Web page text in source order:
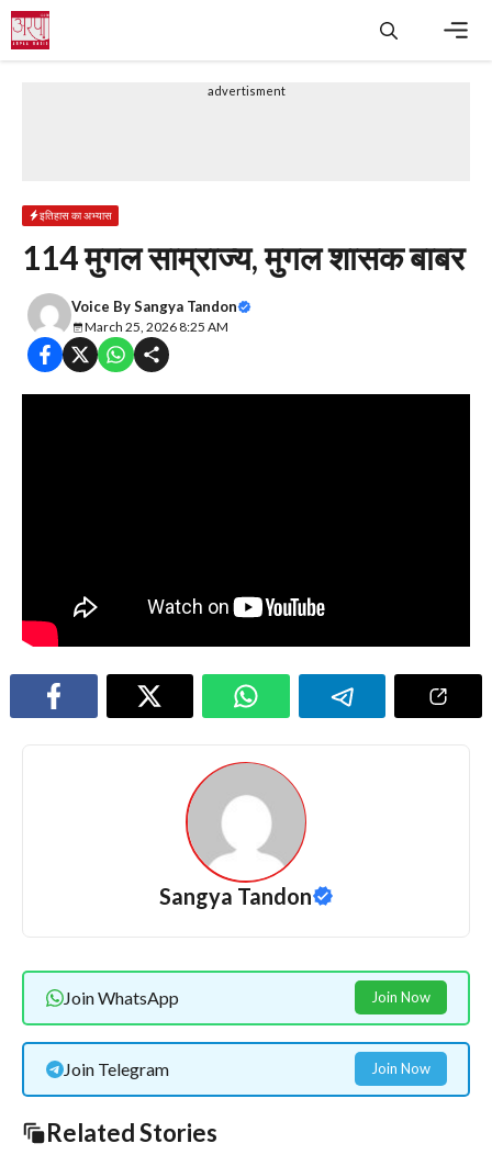
Skip
to
content
advertisment
इतिहास का अभ्यास
114 मुगल साम्राज्य, मुगल शासक बाबर
Voice BySangya Tandon
March 25, 2026 8:25 AM
Sangya Tandon
Join WhatsApp Join Now
Join Telegram Join Now
Related Stories